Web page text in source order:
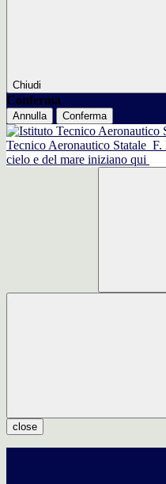
Chiudi
Conferma
Annulla Conferma
Tecnico Aeronautico Statale F.
cielo e del mare iniziano qui
close